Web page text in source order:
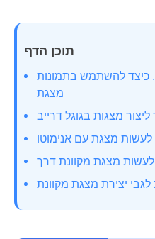
תוכן הדף
חלק 1. כיצד להשתמש בתמונות Google כדי ליצור
מצגת